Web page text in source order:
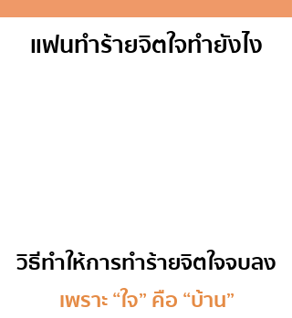
แฟนทำร้ายจิตใจทำยังไง
วิธีทำให้การทำร้ายจิตใจจบลง
เพราะ “ใจ” คือ “บ้าน”